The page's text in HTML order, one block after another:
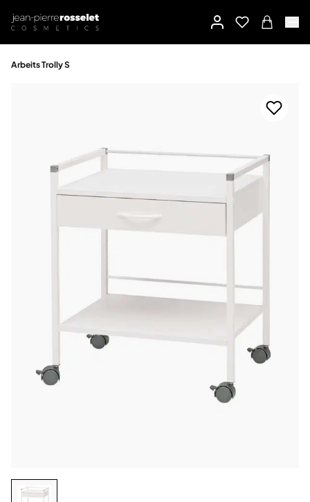
Arbeits Trolly S